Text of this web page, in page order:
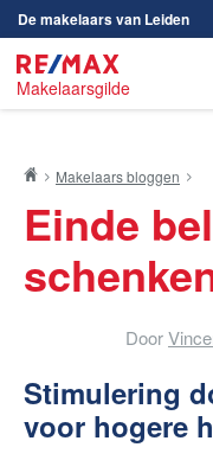
De makelaars van Leiden
Makelaarsgilde
Ons aanbod
Woningzoekers
Onze makelaars
Huis kopen
Huis verhuren
Makelaars bloggen
Einde
Door
Stimulering
voor hogere